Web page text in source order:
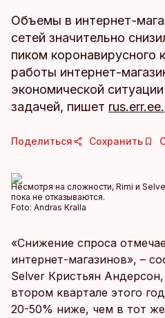
Объемы в интернет-
сетей значительно
пиком коронавирусного
работы интернет-
экономической
задачей, пишет rus.err.ee.
Поделиться Сохранить
Несмотря на сложности, Rimi и
пока не отказываются.
Foto: Andras Kralla
«Снижение спроса
интернет-магазинов», –
Selver Кристьян
втором квартале этого
20-50% ниже, чем в тот